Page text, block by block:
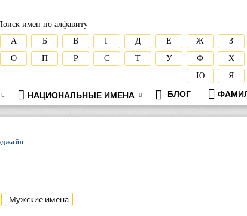
имен по алфавиту
А
Б В Г Д Е Ж
З
О
П Р С Т У Ф
Х
Ю
Я
НАЦИОНАЛЬНЫЕ ИМЕНА БЛОГ
Мужские имена